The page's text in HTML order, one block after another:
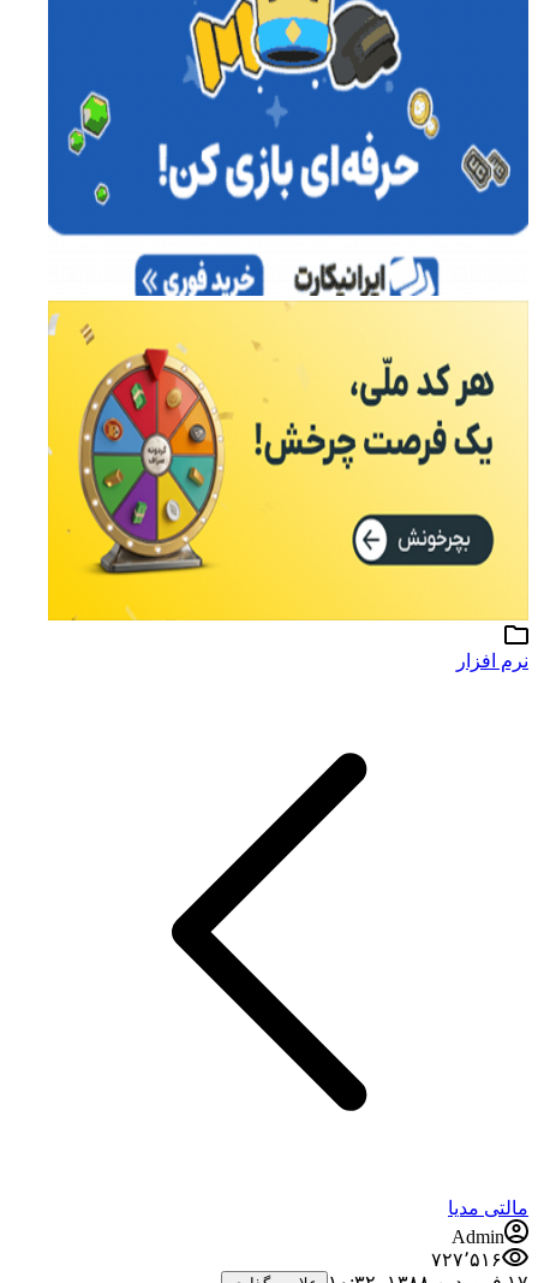
نرم افزار
مالتی مدیا
Admin
۷۲۷٬۵۱۶